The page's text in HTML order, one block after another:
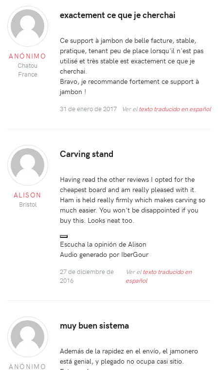
ANÓNIMO
Chatou
France
exactement ce que je cherchai
Ce support à jambon de belle facture, stable,
pratique, tenant peu de place lorsqu'il n'est pas
utilisé et très stable est exactement ce que je
cherchai.
Bravo, je recommande fortement ce support à
jambon !
31 de enero de 2017 Ver eltexto traducido en español
ALISON
Bristol
Carving stand
Having read the other reviews I opted for the
cheapest board and am really pleased with it.
Ham is held really firmly which makes carving so
much easier. You won't be disappointed if you
buy this. Looks neat too.
Escucha la opinión de Alison
Audio generado por IberGour
27 de diciembre de
2016
Ver eltexto traducido en
español
ANÓNIMO
muy buen sistema
Además de la rapidez en el envío, el jamonero
está genial, y plegado no ocupa casi sitio.